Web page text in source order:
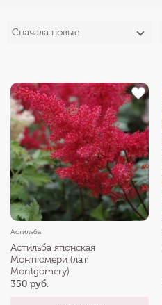
Сначала новые
Астильба
Астильба японская
Монтгомери (лат.
Montgomery)
350 руб.